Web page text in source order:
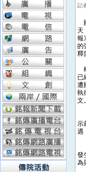
記
天
報
的
釋
已
遭
執
文。
示
遇
發
為